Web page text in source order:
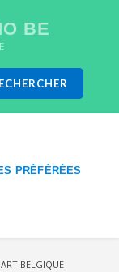
BE
PRÉFÉRÉES
BELGIQUE